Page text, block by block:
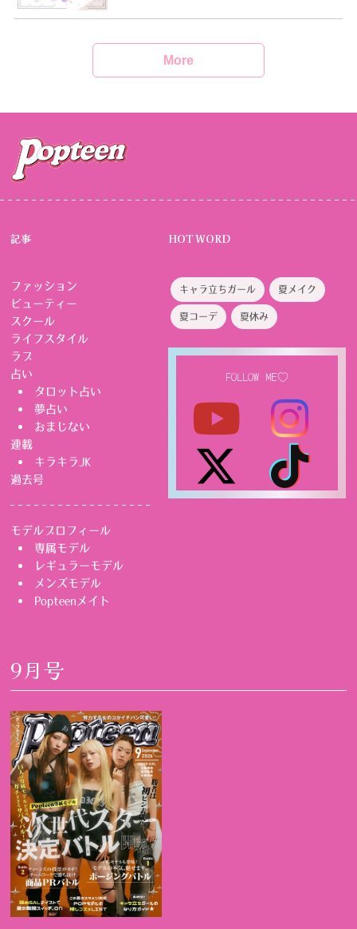
More
記事
ファッション
ビューティー
スクール
ライフスタイル
ラブ
占い
タロット占い
夢占い
おまじない
連載
キラキラJK
過去号
モデルプロフィール
専属モデル
レギュラーモデル
メンズモデル
Popteenメイト
HOT WORD
キャラ立ちガール 夏メイク
夏コーデ 夏休み
FOLLOW ME♡
9月号